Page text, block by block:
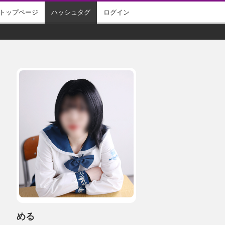
ップページ ハッシュタグ ログイン
める